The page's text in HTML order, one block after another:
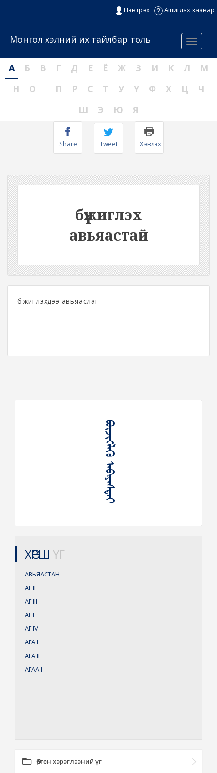
Нэвтрэх Ашиглах заавар
Menu
Монгол хэлний их тайлбар толь
А Б В Г Д Е Ё Ж З И К Л
М
Н
О П Р С Т У Ү Ф Х Ц
Ч
Ш
Э Ю Я
Share Tweet Хэвлэх
бүжиглэх
авьяастай
бүжиглэхдээ авьяаслаг
ᠪᠦᠵᠢᠭᠯᠡᠬᠦ ᠠᠪᠢᠶᠠᠰᠲᠠᠶ
ХӨРШ ҮГ
АВЬЯАСТАН
АГII
АГIII
АГI
АГIV
АГАI
АГАII
АГААI
Өргөн хэрэглээний үг